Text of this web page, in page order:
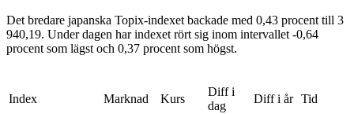
Det bredare japanska Topix-indexet backade med 0,43 procent till 3
940,19. Under dagen har indexet rört sig inom intervallet -0,64
procent som lägst och 0,37 procent som högst.
Index Marknad Kurs
Diff i
dag
Diff i år Tid